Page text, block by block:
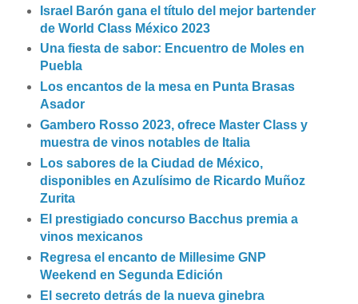
Israel Barón gana el título del mejor bartender
de World Class México 2023
Una fiesta de sabor: Encuentro de Moles en
Puebla
Los encantos de la mesa en Punta Brasas
Asador
Gambero Rosso 2023, ofrece Master Class y
muestra de vinos notables de Italia
Los sabores de la Ciudad de México,
disponibles en Azulísimo de Ricardo Muñoz
Zurita
El prestigiado concurso Bacchus premia a
vinos mexicanos
Regresa el encanto de Millesime GNP
Weekend en Segunda Edición
El secreto detrás de la nueva ginebra